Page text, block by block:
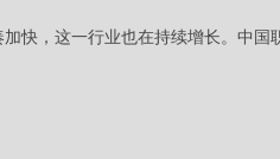
快，这一行业也在持续增长。中国